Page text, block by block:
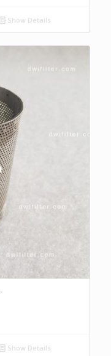
Show Details
Show Details